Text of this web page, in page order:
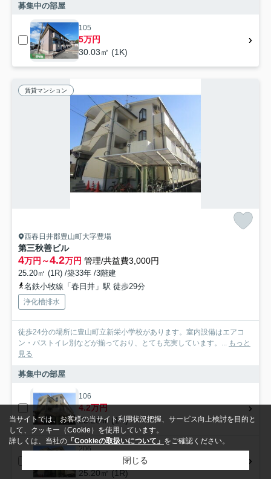
募集中の部屋
105
5万円
30.03㎡ (1K)
賃貸マンション
西春日井郡豊山町大字豊場
第三秋善ビル
4万円～4.2万円 管理/共益費3,000円
25.20㎡ (1R) /築33年 /3階建
名鉄小牧線「春日井」駅 徒歩29分
浄化槽排水
徒歩24分の場所に豊山町立新栄小学校があります。室内設備はエアコ
ン・バストイレ別などが揃っており、とても充実しています。...
もっと
見る
募集中の部屋
106
4.2万円
25.20㎡ (1R)
206
25.20㎡ (1R)
当サイトでは、お客様の当サイト利用状況把握、サービス向上検討を目的と
して、クッキー（Cookie）を使用しています。
詳しくは、当社の 「Cookieの取扱いについて」 をご確認ください。
閉じる